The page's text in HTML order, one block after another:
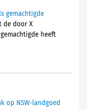
gemachtigde
de door X
heeft
op NSW-landgoed